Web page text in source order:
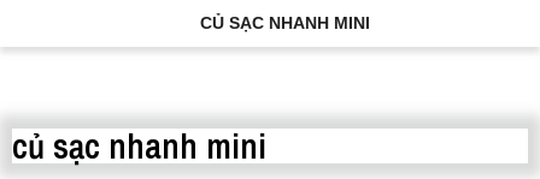
CỦ SẠC NHANH MINI
củ sạc nhanh mini